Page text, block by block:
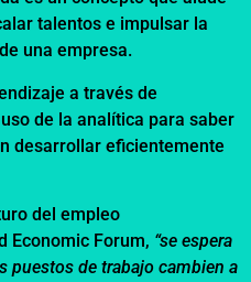
talentos e impulsar la
una empresa.
a través de
de la analítica para saber
desarrollar eficientemente
del empleo
Economic Forum, “se espera
puestos de trabajo cambien a